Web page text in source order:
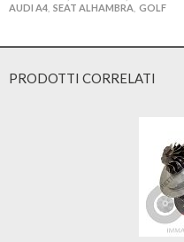
AUDI A4 SEAT ALHAMBRA GOLF
PRODOTTI CORRELATI